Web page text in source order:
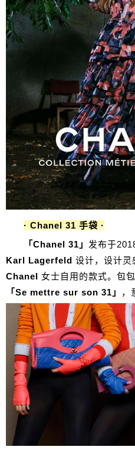
· Chanel 31 手袋 ·
「Chanel 31」 发布于
Karl Lagerfeld 设计，设计灵
Chanel 女士自用的款式。包
「Se mettre sur son 31」
，